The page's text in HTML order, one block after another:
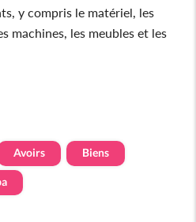
y compris le matériel, les
machines, les meubles et les
Avoirs Biens